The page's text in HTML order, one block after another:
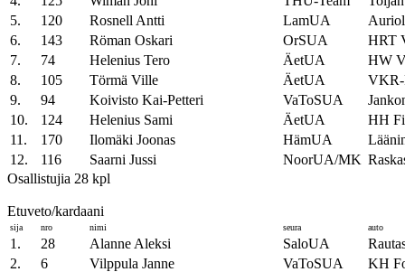
5.
120 Rosnell Antti LamUA
6.
143 Röman Oskari OrSUA
HRT
7.
74 Helenius Tero ÄetUA
HW
8.
105 Törmä Ville ÄetUA
9.
94 Koivisto Kai-Petteri VaToSUA
10.
124 Helenius Sami ÄetUA
HH
11.
170 Ilomäki Joonas HämUA
12.
116 Saarni Jussi NoorUA/MK
Osallistujia 28 kpl
Etuveto/kardaani
sija nro nimi seura auto
1. 28 Alanne Aleksi SaloUA
2.
6 Vilppula Janne VaToSUA
KH